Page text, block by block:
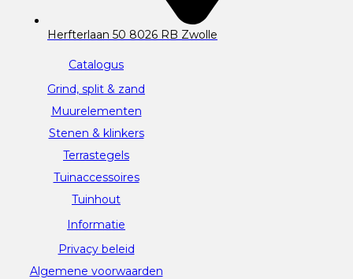
Herfterlaan 50 8026 RB Zwolle
Catalogus
Grind, split & zand
Muurelementen
Stenen & klinkers
Terrastegels
Tuinaccessoires
Tuinhout
Informatie
Privacy beleid
Algemene voorwaarden